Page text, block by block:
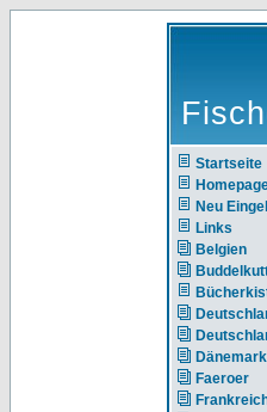
Startseite
Neu
Links
Belgien
Dänemark
Faeroer